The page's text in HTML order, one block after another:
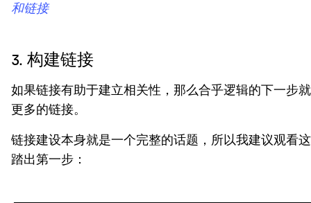
和链接
3. 构建链接
如果链接有助于建立相关性，那么合乎逻辑的下一步
更多的链接。
链接建设本身就是一个完整的话题，所以我建议观看
踏出第一步：